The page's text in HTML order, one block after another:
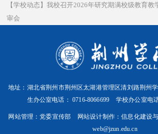
【学校动态】我校召开2026年研究期满校级教育
审会
地址：湖北省荆州市荆州区太湖港管理区清刘路荆
生办公室电话： 0716-8066699 学校办公室电
网站管理：党委宣传部 网站设计制作：信息化建设
web@jzun.edu.cn